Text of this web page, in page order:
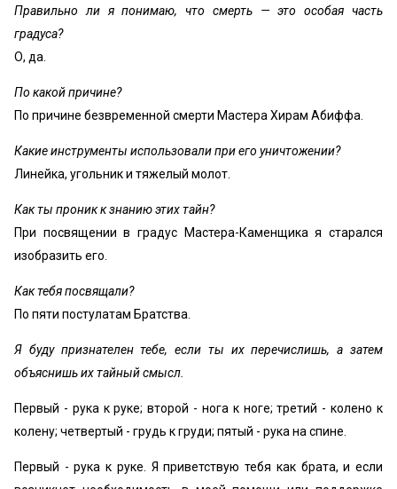
Правильно ли я понимаю, что смерть — это особая часть
градуса?
О, да.
По какой причине?
По причине безвременной смерти Мастера Хирам Абиффа.
Какие инструменты использовали при его уничтожении?
Линейка, угольник и тяжелый молот.
Как ты проник к знанию этих тайн?
При посвящении в градус Мастера-Каменщика я старался
изобразить его.
Как тебя посвящали?
По пяти постулатам Братства.
Я буду признателен тебе, если ты их перечислишь, а затем
объяснишь их тайный смысл.
Первый - рука к руке; второй - нога к ноге; третий - колено к
колену; четвертый - грудь к груди; пятый - рука на спине.
Первый - рука к руке. Я приветствую тебя как брата, и если